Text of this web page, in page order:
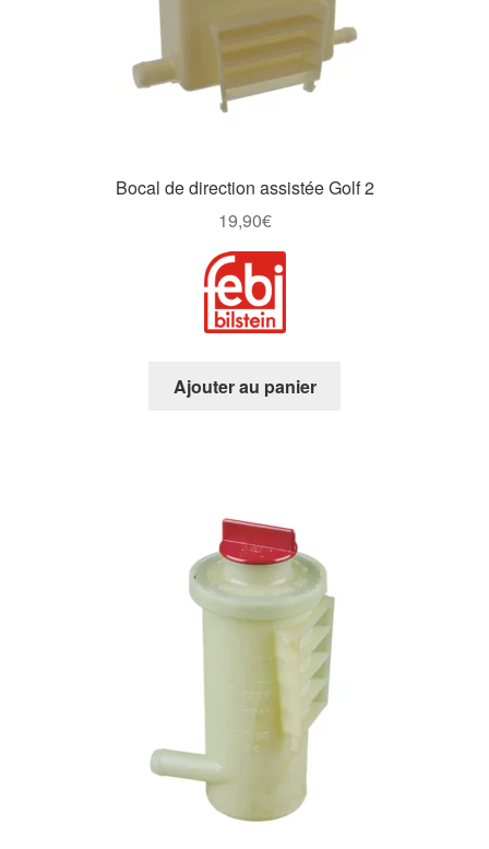
Bocal de direction assistée Golf 2
19,90€
Ajouter au panier